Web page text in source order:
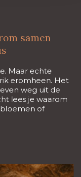
samen
Maar echte
eromheen. Het
weg uit de
lees je waarom
of